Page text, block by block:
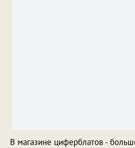
В магазине циферблатов -